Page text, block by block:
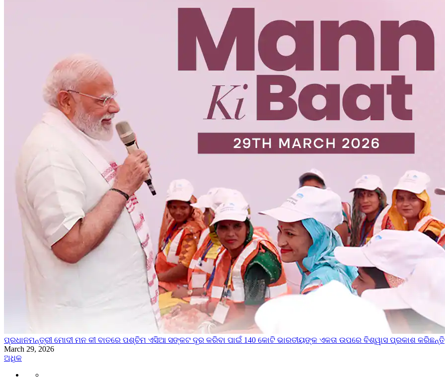
ପ୍ରଧାନମନ୍ତ୍ରୀ ମୋଦୀ ମନ କୀ ବାତରେ ପଶ୍ଚିମ ଏସିଆ ସଙ୍କଟ ଦୂର କରିବା ପାଇଁ 140 କୋଟି ଭାରତୀୟଙ୍କ ଏକତା ଉପରେ ବିଶ୍ୱାସ ପ୍ରକାଶ କରିଛନ୍ତି
March 29, 2026
ଅଧିକ